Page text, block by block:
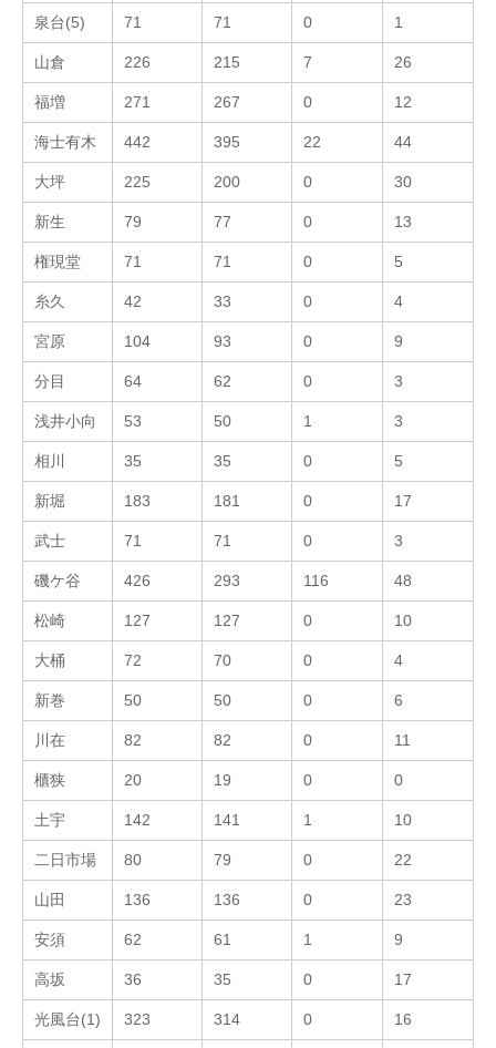
泉台(5) 71 71 0 1
山倉 226 215 7 26
福増 271 267 0 12
海士有木 442 395 22 44
大坪 225 200 0 30
新生 79 77 0 13
権現堂 71 71 0 5
糸久 42 33 0 4
宮原 104 93 0 9
分目 64 62 0 3
浅井小向 53 50 1 3
相川 35 35 0 5
新堀 183 181 0 17
武士 71 71 0 3
磯ケ谷 426 293 116 48
松崎 127 127 0 10
大桶 72 70 0 4
新巻 50 50 0 6
川在 82 82 0 11
櫃狭 20 19 0 0
土宇 142 141 1 10
二日市場 80 79 0 22
山田 136 136 0 23
安須 62 61 1 9
高坂 36 35 0 17
光風台(1) 323 314 0 16